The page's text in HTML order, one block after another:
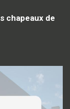
chapeaux de